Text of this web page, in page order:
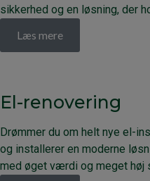
sikkerhed og en løsning, der
Læs mere
El-renovering
Drømmer du om helt nye el-
og installerer en moderne
med øget værdi og meget høj